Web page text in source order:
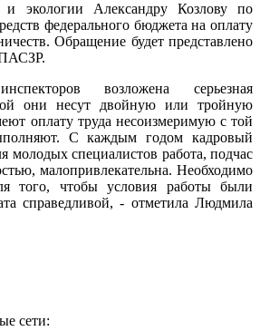
и экологии Александру Козлову по
федерального бюджета на оплату
Обращение будет представлено
возложена серьезная
они несут двойную или тройную
оплату труда несоизмеримую с той
С каждым годом кадровый
молодых специалистов работа, подчас
малопривлекательна. Необходимо
того, чтобы условия работы были
справедливой, - отметила Людмила
сети: